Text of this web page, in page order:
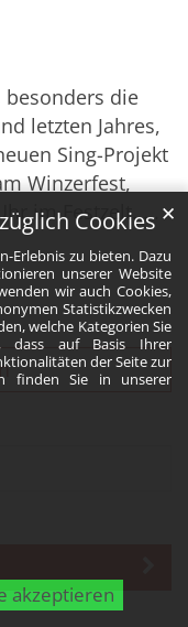
Cookies
Erlebnis zu bieten. Dazu
unserer Website
wir auch Cookies,
Statistikzwecken
welche Kategorien Sie
dass auf Basis Ihrer
der Seite zur
finden Sie in unserer
akzeptieren
✕
die
letzten Jahres,
Sing-Projekt
Winzerfest,
im Festzelt. ...